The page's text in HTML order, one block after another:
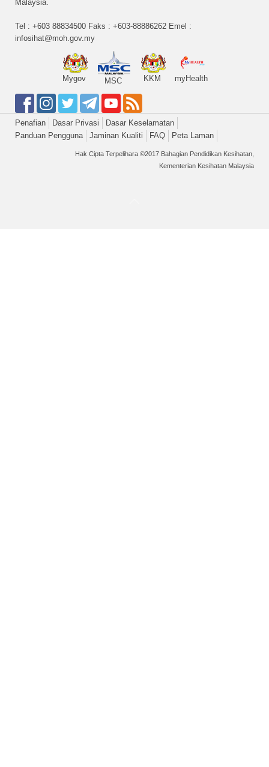
Malaysia.
Tel : +603 88834500 Faks : +603-88886262 Emel :
infosihat@moh.gov.my
Mygov MSC KKM myHealth
Penafian Dasar Privasi
Dasar Keselamatan
Panduan Pengguna
Jaminan Kualiti FAQ Peta Laman
Hak Cipta Terpelihara ©2017 Bahagian Pendidikan Kesihatan,
Kementerian Kesihatan Malaysia